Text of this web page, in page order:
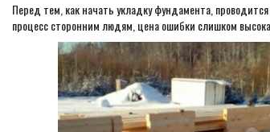
Перед тем, как начать укладку фундамента,
процесс сторонним людям, цена ошибки слишком